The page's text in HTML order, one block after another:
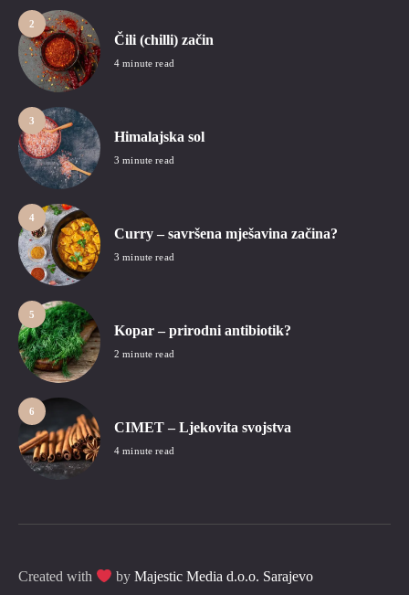
2
Čili (chilli) začin
4 minute read
3
Himalajska sol
3 minute read
4
Curry – savršena mješavina začina?
3 minute read
5
Kopar – prirodni antibiotik?
2 minute read
6
CIMET – Ljekovita svojstva
4 minute read
Created with byMajestic Media d.o.o. Sarajevo